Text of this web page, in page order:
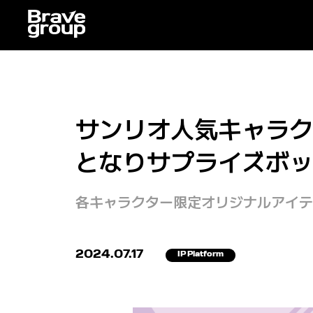
サンリオ人気キャラ
となりサプライズボ
各キャラクター限定オリジナルアイ
2024.07.17 IP Platform